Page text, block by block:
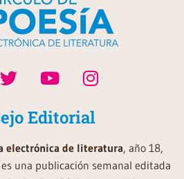
Editorial
electrónica de literatura, año 18,
una publicación semanal editada